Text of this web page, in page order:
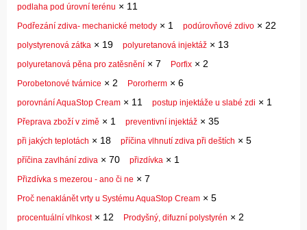
podlaha pod úrovní terénu × 11
Podřezání zdiva- mechanické metody × 1 podúrovňové zdivo × 22
polystyrenová zátka × 19 polyuretanová injektáž × 13
polyuretanová pěna pro zatěsnění × 7 Porfix × 2
Porobetonové tvárnice × 2 Pororherm × 6
porovnání AquaStop Cream × 11 postup injektáže u slabé zdi × 1
Přeprava zboží v zimě × 1 preventivní injektáž × 35
při jakých teplotách × 18 příčina vlhnutí zdiva při deštích × 5
příčina zavlhání zdiva × 70 přizdívka × 1
Přizdívka s mezerou - ano či ne × 7
Proč nenaklánět vrty u Systému AquaStop Cream × 5
procentuální vlhkost× 12 Prodyšný, difuzní polystyrén × 2